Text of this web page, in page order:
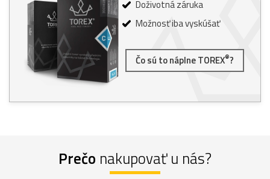
Doživotná záruka
Možnosť iba vyskúšať
Čo sú to náplne TOREX®?
Prečo nakupovať u nás?